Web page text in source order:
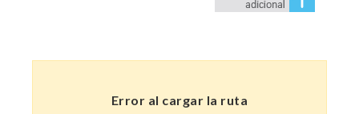
Error al cargar la ruta